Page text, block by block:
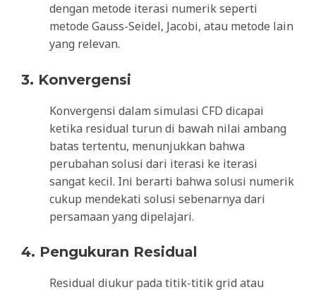
dengan metode iterasi numerik seperti
metode Gauss-Seidel, Jacobi, atau metode lain
yang relevan.
3. Konvergensi
Konvergensi dalam simulasi CFD dicapai
ketika residual turun di bawah nilai ambang
batas tertentu, menunjukkan bahwa
perubahan solusi dari iterasi ke iterasi
sangat kecil. Ini berarti bahwa solusi numerik
cukup mendekati solusi sebenarnya dari
persamaan yang dipelajari.
4. Pengukuran Residual
Residual diukur pada titik-titik grid atau